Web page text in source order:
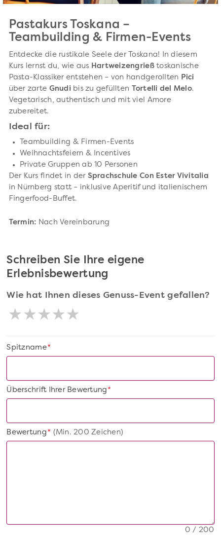
Pastakurs Toskana –
Teambuilding & Firmen-Events
Entdecke die rustikale Seele der Toskana! In diesem
Kurs lernst du, wie aus Hartweizengrießtoskanische
Pasta-Klassiker entstehen – von handgerollten Pici
über zarte Gnudi bis zu gefüllten Tortelli del Melo.
Vegetarisch, authentisch und mit viel Amore
zubereitet.
Ideal für:
Teambuilding & Firmen-Events
Weihnachtsfeiern & Incentives
Private Gruppen ab 10 Personen
Der Kurs findet in der Sprachschule Con Ester Vivitalia
in Nürnberg statt – inklusive Aperitif und italienischem
Fingerfood-Buffet.
Termin: Nach Vereinbarung
Schreiben Sie Ihre eigene
Erlebnisbewertung
Wie hat Ihnen dieses Genuss-Event gefallen?
*
Spitzname
*
Überschrift Ihrer Bewertung
*
Bewertung(Min. 200 Zeichen)
0 / 200